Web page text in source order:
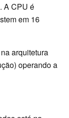
A CPU é
em 16
arquitetura
operando a